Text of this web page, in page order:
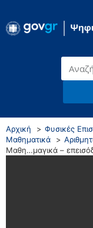
Αρχική
Φυσικές
Μαθηματικά
Μαθη…μαγικά –